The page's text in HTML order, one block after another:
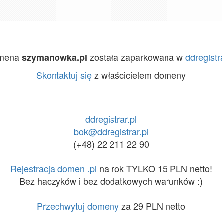
szymanowka.pl została zaparkowana w
Skontaktuj sięz właścicielem domeny
ddregistrar.pl
bok@ddregistrar.pl
(+48) 22 211 22 90
Rejestracja domen .pl na rok TYLKO 15 PLN netto!
Bez haczyków i bez dodatkowych warunków :)
Przechwytuj domenyza 29 PLN netto